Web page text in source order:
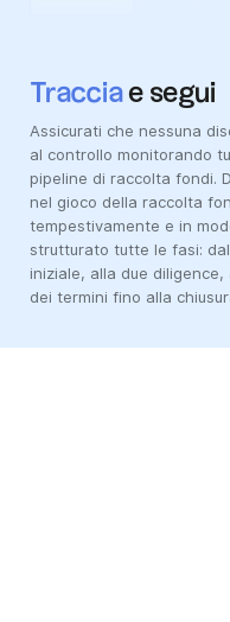
Tracciae segui
Assicurati che nessuna
al controllo monitorando
pipeline di raccolta fondi.
nel gioco della raccolta
tempestivamente e in
strutturato tutte le fasi:
iniziale, alla due diligence,
dei termini fino alla